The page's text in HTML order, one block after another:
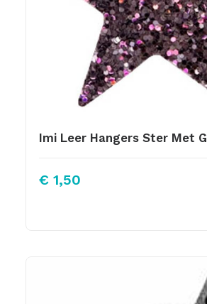
€ 1,50